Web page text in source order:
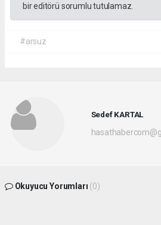
bir editörü sorumlu tutulamaz.
#arsuz
Sedef KARTAL
Okuyucu Yorumları (0)